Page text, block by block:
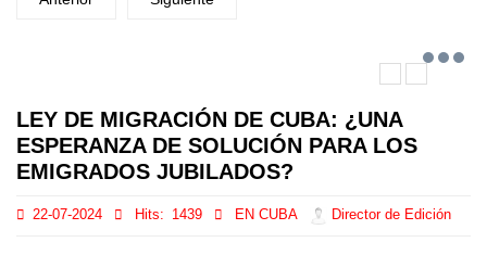
LEY DE MIGRACIÓN DE CUBA: ¿UNA
ESPERANZA DE SOLUCIÓN PARA LOS
EMIGRADOS JUBILADOS?
22-07-2024 Hits: 1439 EN CUBA Director de Edición